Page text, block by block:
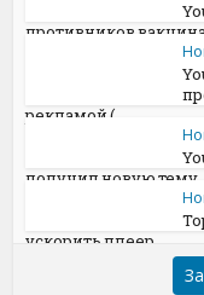
противников
рекламой (
получил новую тему
ускорить плеер